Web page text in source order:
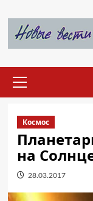
содержимому
меню
Космос
на
28.03.2017